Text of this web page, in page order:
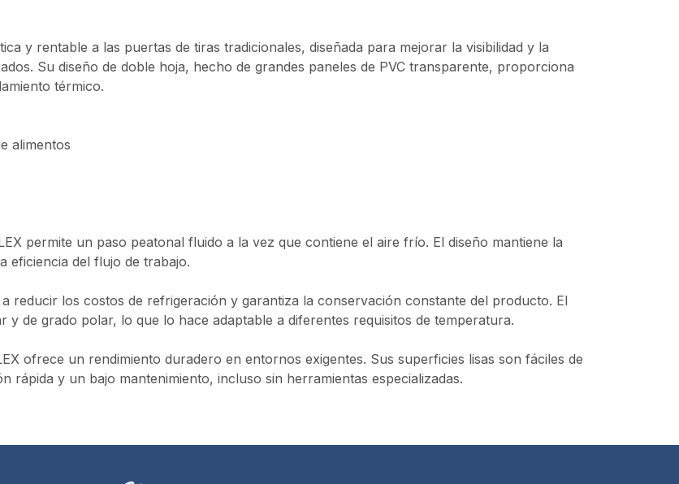
y rentable a las puertas de tiras tradicionales, diseñada para mejorar la visibilidad y la
Su diseño de doble hoja, hecho de grandes paneles de PVC transparente, proporciona
térmico.
alimentos
permite un paso peatonal fluido a la vez que contiene el aire frío. El diseño mantiene la
eficiencia del flujo de trabajo.
reducir los costos de refrigeración y garantiza la conservación constante del producto. El
y de grado polar, lo que lo hace adaptable a diferentes requisitos de temperatura.
ofrece un rendimiento duradero en entornos exigentes. Sus superficies lisas son fáciles de
rápida y un bajo mantenimiento, incluso sin herramientas especializadas.